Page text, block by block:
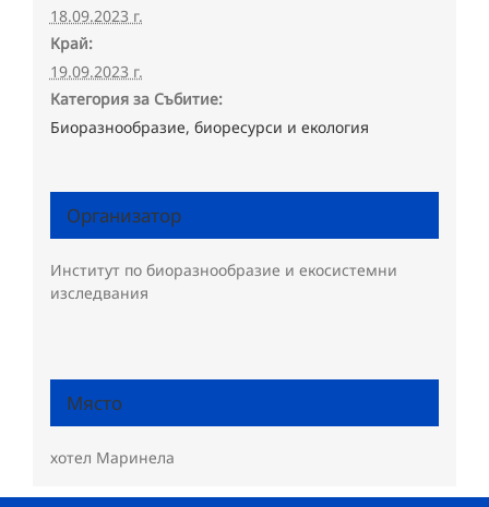
18.09.2023 г.
Край:
19.09.2023 г.
Категория за Събитие:
Биоразнообразие, биоресурси и екология
Организатор
Институт по биоразнообразие и екосистемни
изследвания
Място
хотел Маринела